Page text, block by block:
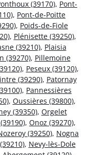
(39170), Pont-
, Pont-de-Poitte
, Poids-de-Fiole
, Plénisette (39250),
(39210), Plaisia
(39270), Pillemoine
, Peseux (39120),
(39290), Patornay
, Pannessières
, Oussières (39800),
(39350), Orgelet
, Onoz (39270),
(39250), Nogna
, Nevy-lès-Dole